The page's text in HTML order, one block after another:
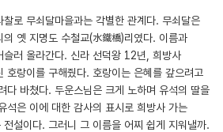
로 무쇠달마을과는 각별한 관계다. 무쇠달은
옛 지명도 수철교(水鐵橋)리였다. 이름과
슬러 올라간다. 신라 선덕왕 12년, 희방사
호랑이를 구해줬다. 호랑이는 은혜를 갚으려고
다 바쳤다. 두운스님은 크게 노하며 유석의 딸을
석은 이에 대한 감사의 표시로 희방사 가는
설이다. 그러니 그 이름을 어찌 쉽게 지워낼까.